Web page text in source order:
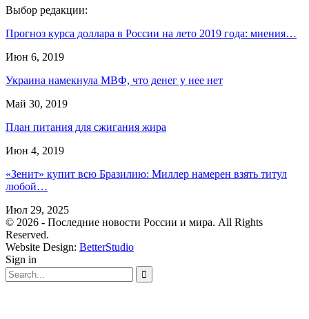
Выбор редакции:
Прогноз курса доллара в России на лето 2019 года: мнения…
Июн 6, 2019
Украина намекнула МВФ, что денег у нее нет
Май 30, 2019
План питания для сжигания жира
Июн 4, 2019
«Зенит» купит всю Бразилию: Миллер намерен взять титул
любой…
Июл 29, 2025
© 2026 - Последние новости России и мира. All Rights
Reserved.
Website Design: BetterStudio
Sign in